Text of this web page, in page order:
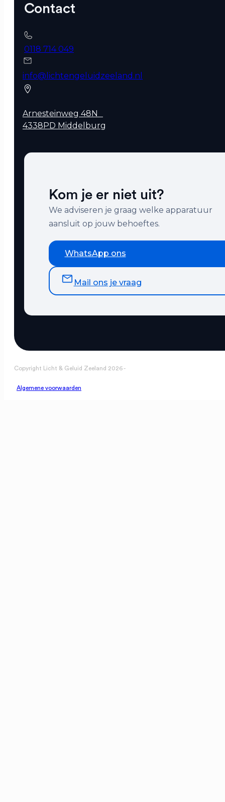
Contact
0118 714 049
info@lichtengeluidzeeland.nl
Arnesteinweg 48N
4338PD Middelburg
Kom je er niet uit?
We adviseren je graag welke apparatuur
aansluit op jouw behoeftes.
WhatsApp ons
Mail ons je vraag
Copyright Licht & Geluid Zeeland 2026 -
Algemene voorwaarden